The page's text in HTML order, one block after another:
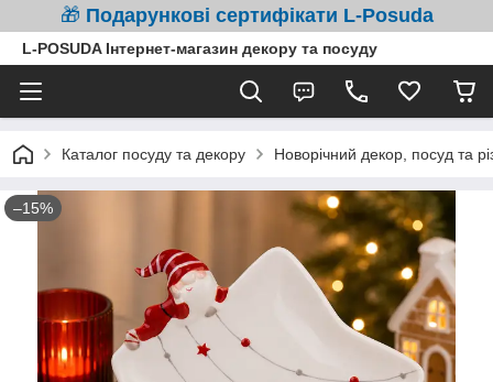
🎁 Подарункові сертифікати L-Posuda
L-POSUDA Інтернет-магазин декору та посуду
Каталог посуду та декору Новорічний декор, посуд та
–15%